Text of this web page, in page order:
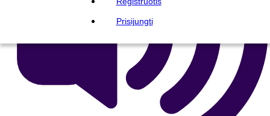
Prisijungti